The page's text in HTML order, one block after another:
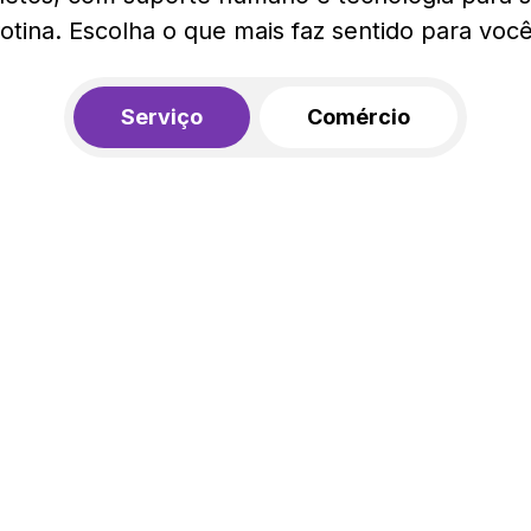
Escolha o que mais faz sentido para
Serviço Comércio